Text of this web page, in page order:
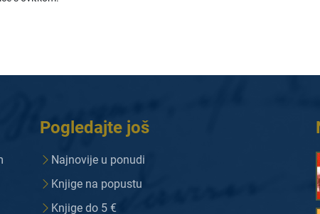
Pogledajte još
Najnovije u ponudi
Knjige na popustu
Knjige do 5 €